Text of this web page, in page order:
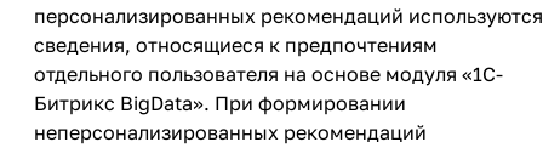
персонализированных рекомендаций используются
сведения, относящиеся к предпочтениям
отдельного пользователя на основе модуля «1C-
Битрикс BigData». При формировании
неперсонализированных рекомендаций